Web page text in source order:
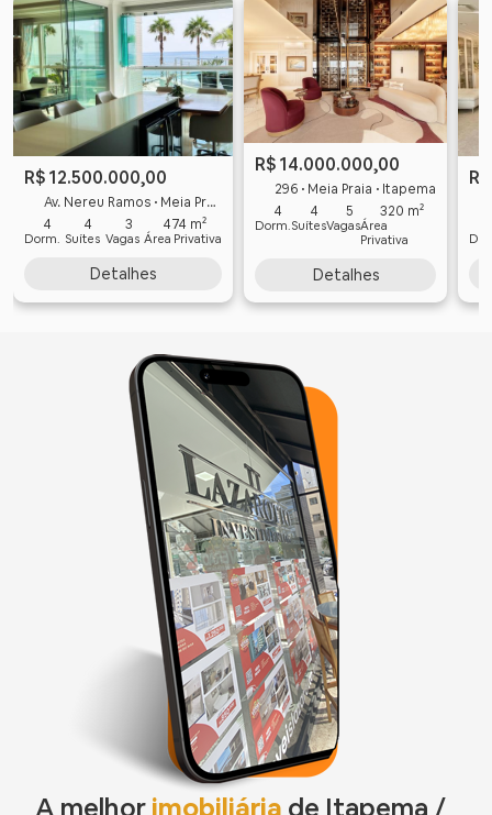
R$ 12.500.000,00
Av. Nereu Ramos • Meia Praia • Itapema
4
Dorm.
4
Suítes
3
Vagas
474 m²
Área Privativa
Detalhes
R$ 14.000.000,00
296 • Meia Praia • Itapema
4
Dorm.
4
Suítes
5
Vagas
320 m²
Área
Privativa
Detalhes